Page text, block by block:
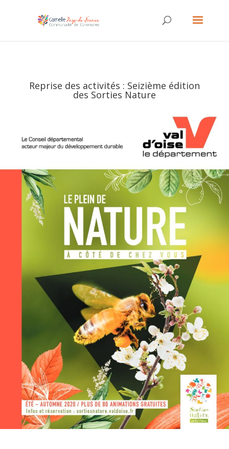
Reprise des activités : Seizième édition
des Sorties Nature